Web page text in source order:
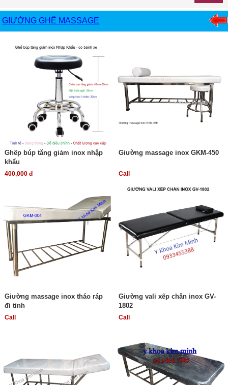
GIƯỜNG GHẾ MASSAGE
Ghếp búp tăng giảm inox nhập
khẩu
400,000 đ
Giường massage inox GKM-450
Call
Giường massage inox tháo ráp
đi tỉnh
Call
Giường vali xếp chân inox GV-
1802
Call